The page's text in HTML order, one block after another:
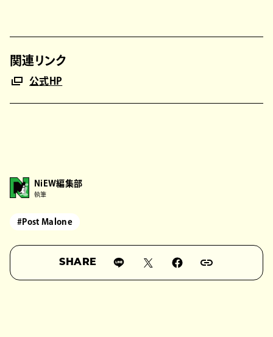
関連リンク
公式HP
NiEW編集部
執筆
#Post Malone
SHARE